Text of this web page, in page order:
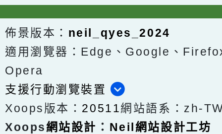
佈景版本： neil_qyes_2024
適用瀏覽器：Edge、Google、
Opera
支援行動瀏覽裝置
Xoops版本： 20511網站語系：zh-
Xoops網站設計 ： Neil網站設計工坊